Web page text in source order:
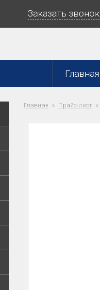
Заказать звонок
Главная
Главная Прайс-лист